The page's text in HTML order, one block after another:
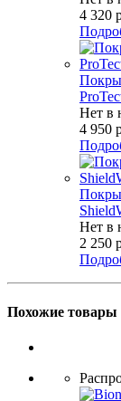
4 320
Нет в
4 950
Нет в
2 250
Похожие товары